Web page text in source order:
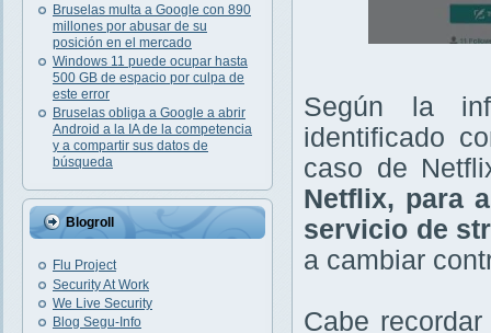
Bruselas multa a Google con 890
millones por abusar de su
posición en el mercado
Windows 11 puede ocupar hasta
500 GB de espacio por culpa de
este error
Bruselas obliga a Google a abrir
Android a la IA de la competencia
y a compartir sus datos de
búsqueda
Blogroll
Flu Project
Security At Work
We Live Security
Blog Segu-Info
Según la
identificado
caso de
Netflix, para
servicio de
a cambiar
Cabe